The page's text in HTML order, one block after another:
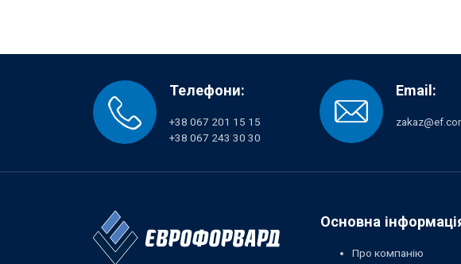
Телефони:
+38 067 201 15 15
+38 067 243 30 30
Email:
Основна
Про компанію